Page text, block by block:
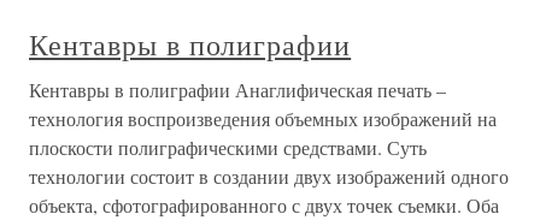
Кентавры в полиграфии
Кентавры в полиграфии Анаглифическая печать –
технология воспроизведения объемных изображений на
плоскости полиграфическими средствами. Суть
технологии состоит в создании двух изображений одного
объекта, сфотографированного с двух точек съемки. Оба